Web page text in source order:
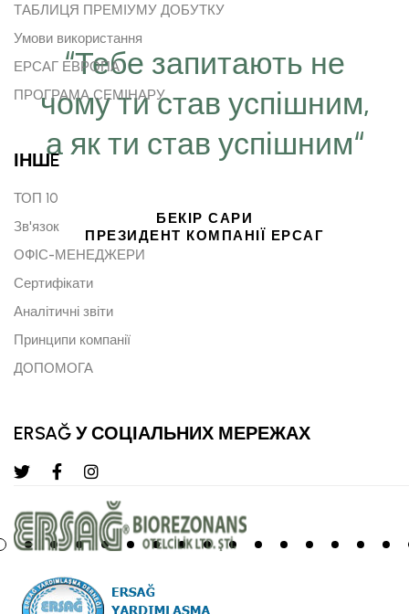
“Тебе запитають не
чому ти став успішним,
а як ти став успішним“
БЕКІР САРИ
ПРЕЗИДЕНТ КОМПАНІЇ ЕРСАГ
ТАБЛИЦЯ ПРЕМІУМУ ДОБУТКУ
Умови використання
ЕРСАГ ЕВРОПА
ПРОГРАМА СЕМІНАРУ
ІНШE
ТОП 10
Зв'язок
ОФІС-МЕНЕДЖЕРИ
Сертифікати
Аналітичні звіти
Принципи компанії
ДОПОМОГА
ERSAĞ У СОЦІАЛЬНИХ МЕРЕЖАХ